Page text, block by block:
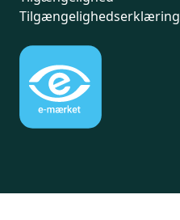
Tilgængelighedserklæring